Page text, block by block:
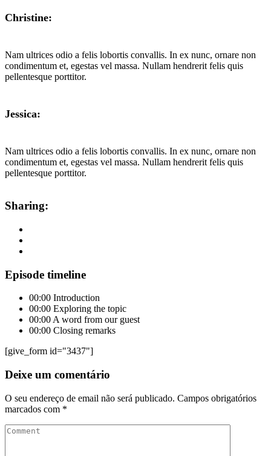
Christine:
Nam ultrices odio a felis lobortis convallis. In ex nunc, ornare non
condimentum et, egestas vel massa. Nullam hendrerit felis quis
pellentesque porttitor.
Jessica:
Nam ultrices odio a felis lobortis convallis. In ex nunc, ornare non
condimentum et, egestas vel massa. Nullam hendrerit felis quis
pellentesque porttitor.
Sharing:
Episode timeline
00:00 Introduction
00:00 Exploring the topic
00:00A word from our guest
00:00 Closing remarks
[give_form id="3437"]
Deixe um comentário
O seu endereço de email não será publicado. Campos obrigatórios
marcados com *